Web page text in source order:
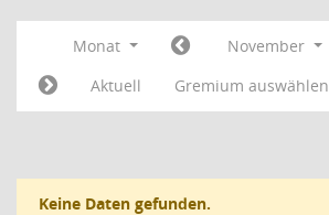
Monat November
Aktuell
Gremium auswählen
Keine Daten gefunden.